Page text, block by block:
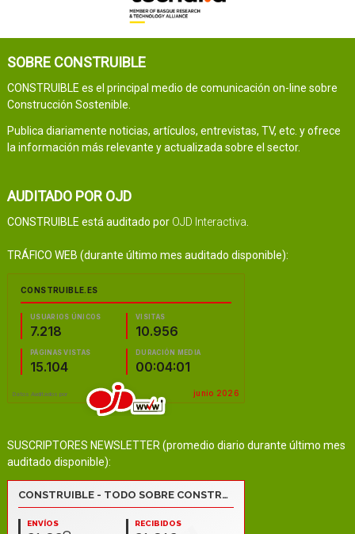
SOBRE CONSTRUIBLE
CONSTRUIBLE es el principal medio de comunicación on-line sobre
Construcción Sostenible.
Publica diariamente noticias, artículos, entrevistas, TV, etc. y ofrece
la información más relevante y actualizada sobre el sector.
AUDITADO POR OJD
CONSTRUIBLE está auditado por OJD Interactiva
TRÁFICO WEB (durante último mes auditado disponible):
SUSCRIPTORES NEWSLETTER (promedio diario durante último mes
auditado disponible):